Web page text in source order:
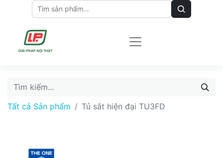
Tất cả Sản phẩm Tủ sắt hiện đại TU3FD